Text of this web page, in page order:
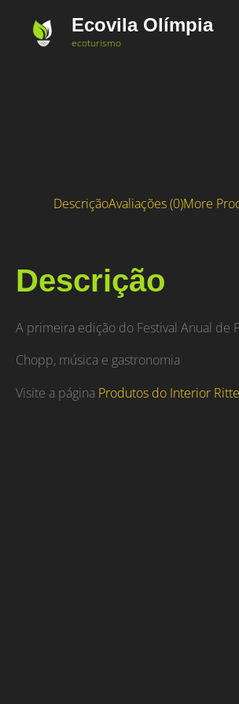
Ecovila Olímpia
ecoturismo
DescriçãoAvaliações (0)More
Descrição
A primeira edição do Festival Anual de
Chopp, música e gastronomia
Visite a página Produtos do Interior